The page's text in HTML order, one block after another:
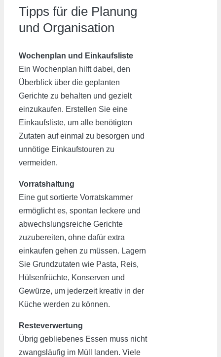
Tipps für die Planung
und Organisation
Wochenplan und Einkaufsliste
Ein Wochenplan hilft dabei, den
Überblick über die geplanten
Gerichte zu behalten und gezielt
einzukaufen. Erstellen Sie eine
Einkaufsliste, um alle benötigten
Zutaten auf einmal zu besorgen und
unnötige Einkaufstouren zu
vermeiden.
Vorratshaltung
Eine gut sortierte Vorratskammer
ermöglicht es, spontan leckere und
abwechslungsreiche Gerichte
zuzubereiten, ohne dafür extra
einkaufen gehen zu müssen. Lagern
Sie Grundzutaten wie Pasta, Reis,
Hülsenfrüchte, Konserven und
Gewürze, um jederzeit kreativ in der
Küche werden zu können.
Resteverwertung
Übrig gebliebenes Essen muss nicht
zwangsläufig im Müll landen. Viele